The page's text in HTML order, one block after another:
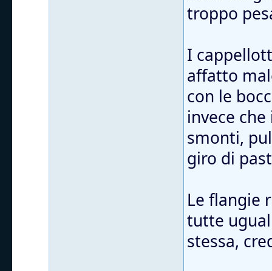
troppo
I
affatto
con le
invece
smonti,
giro di
Le flangie
tutte
stessa,